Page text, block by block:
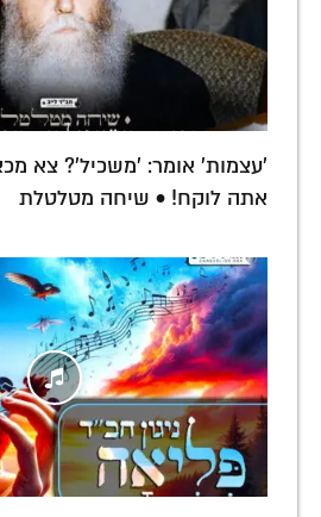
'עצמות' אומר: 'משכיל'? צא
אתה לוקח! • שיחה מטלטלת